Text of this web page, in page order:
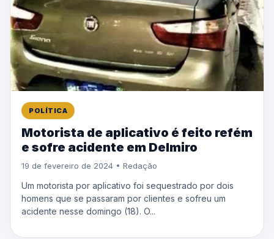
POLÍTICA
Motorista de aplicativo é feito refém
e sofre acidente em Delmiro
19 de fevereiro de 2024 • Redação
Um motorista por aplicativo foi sequestrado por dois
homens que se passaram por clientes e sofreu um
acidente nesse domingo (18). O...